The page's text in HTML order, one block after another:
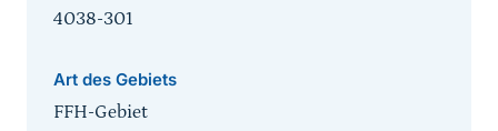
4038-301
Art des Gebiets
FFH-Gebiet